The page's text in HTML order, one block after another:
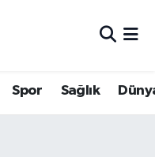
Spor Sağlık